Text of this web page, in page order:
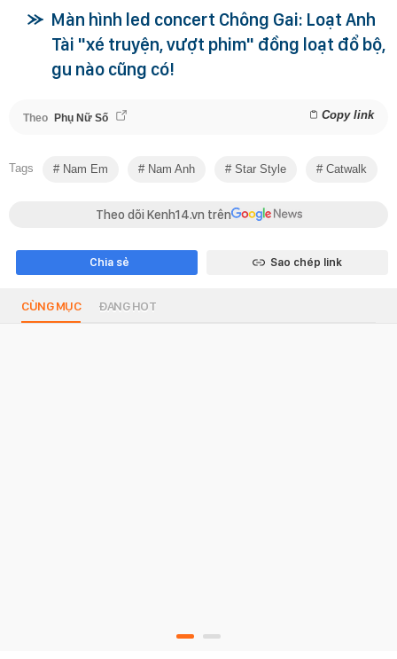
Màn hình led concert Chông Gai: Loạt Anh
Tài "xé truyện, vượt phim" đồng loạt đổ bộ,
gu nào cũng có!
Theo Phụ Nữ Số Copy link
Tags Nam Em Nam Anh Star Style Catwalk
Theo dõi Kenh14.vn trên
Chia sẻ Sao chép link
CÙNG MỤC ĐANG HOT